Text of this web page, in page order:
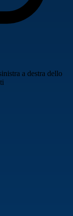
a destra dello